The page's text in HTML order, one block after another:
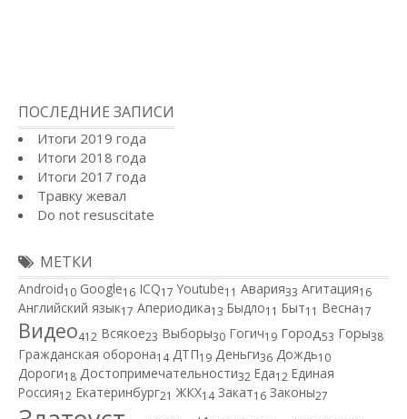
ПОСЛЕДНИЕ ЗАПИСИ
Итоги 2019 года
Итоги 2018 года
Итоги 2017 года
Травку жевал
Do not resuscitate
МЕТКИ
Android10 Google16 ICQ17 Youtube11 Авария33 Агитация16
Английский язык17 Апериодика13 Быдло11 Быт11 Весна17
Видео412 Всякое23 Выборы30 Гогич19 Город53 Горы38
Гражданская оборона14 ДТП19 Деньги36 Дождь10
Дороги18 Достопримечательности32 Еда12 Единая
Россия12 Екатеринбург21 ЖКХ14 Закат16 Законы27